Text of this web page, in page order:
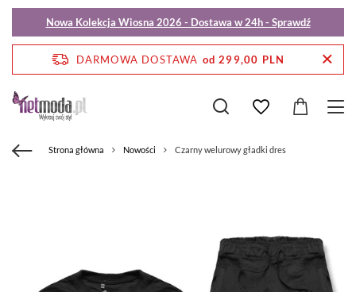
Nowa Kolekcja Wiosna 2026 - Dostawa w 24h - Sprawdź
DARMOWA DOSTAWA od 299,00 PLN
Strona główna Nowości Czarny welurowy gładki dres